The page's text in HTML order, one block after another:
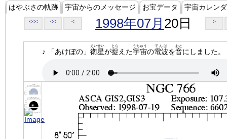
はやぶさの軌跡 宇宙からのメッセージ お宝データ 宇宙カレン
<<< << < 1998年07月 20日 >
♪ 「あけぼの」 衛星
えいせい
が捉
とら
えた宇宙
うちゅう
の電波
でんぱ
を音
おと
にしました。